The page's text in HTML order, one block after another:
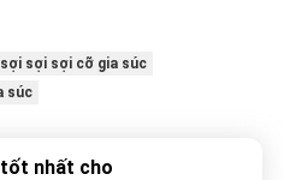
sợi sợi cỡ gia súc
súc
nhất cho